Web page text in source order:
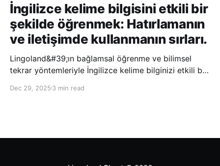
İngilizce kelime bilgisini etkili bir
şekilde öğrenmek: Hatırlamanın
ve iletişimde kullanmanın sırları.
Lingoland&#39;ın bağlamsal öğrenme ve bilimsel
tekrar yöntemleriyle İngilizce kelime bilginizi etkili bir
hatırlayabilir ve daha doğal bir şekilde iletişim
Dec 29, 2025 3 min read